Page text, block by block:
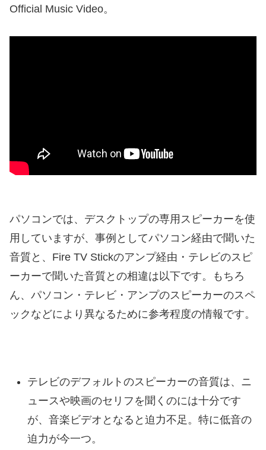
Official Music Video。
パソコンでは、デスクトップの専用スピーカーを使
用していますが、事例としてパソコン経由で聞いた
音質と、Fire TV Stickのアンプ経由・テレビのスピ
ーカーで聞いた音質との相違は以下です。もちろ
ん、パソコン・テレビ・アンプのスピーカーのスペ
ックなどにより異なるために参考程度の情報です。
テレビのデフォルトのスピーカーの音質は、ニ
ュースや映画のセリフを聞くのには十分です
が、音楽ビデオとなると迫力不足。特に低音の
迫力が今一つ。